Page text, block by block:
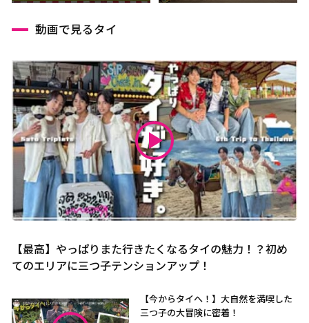
動画で見るタイ
【最高】やっぱりまた行きたくなるタイの魅力！？初め
てのエリアに三つ子テンションアップ！
【今からタイへ！】大自然を満喫した
三つ子の大冒険に密着！